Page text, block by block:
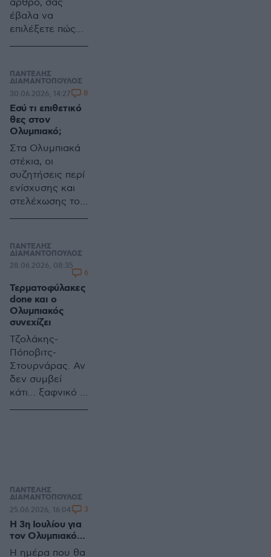
άρθρο, σας
έβαλα να
επιλέξετε πώς
κρούσης του
Ολυμπιακού,
ελάτε τώρα να
δούμε τι γίνεται
στα στόπερ
ΠΑΝΤΕΛΗΣ
ΔΙΑΜΑΝΤΟΠΟΥΛΟΣ
Εσύ τι επιθετικό
θες στον
Ολυμπιακό;
Στα Ολυμπιακά
στέκια, οι
συζητήσεις περί
ενίσχυσης και
στελέχωσης του
έχουν «πάρει
φωτιά»
30.06.2026, 14:27 8
ΠΑΝΤΕΛΗΣ
ΔΙΑΜΑΝΤΟΠΟΥΛΟΣ
Τερματοφύλακες
done και ο
Ολυμπιακός
συνεχίζει
Τζολάκης-
Πόποβιτς-
Στουρνάρας. Αν
δεν συμβεί
κάτι… ξαφνικό ,
Είναι μεγάλο το
καλοκαίρι
28.06.2026, 08:35
6
ΠΑΝΤΕΛΗΣ
ΔΙΑΜΑΝΤΟΠΟΥΛΟΣ
H 3η Ιουλίου για
τον Ολυμπιακό…
Η ημέρα που θα
25.06.2026, 16:04 3